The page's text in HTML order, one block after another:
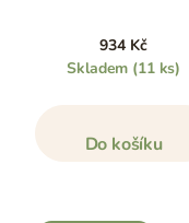
934 Kč
Skladem (11 ks)
Do košíku